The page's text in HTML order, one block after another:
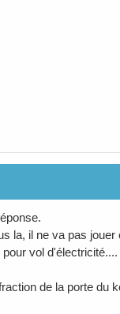
la, il ne va pas jouer
vol d'électricité....
de la porte du